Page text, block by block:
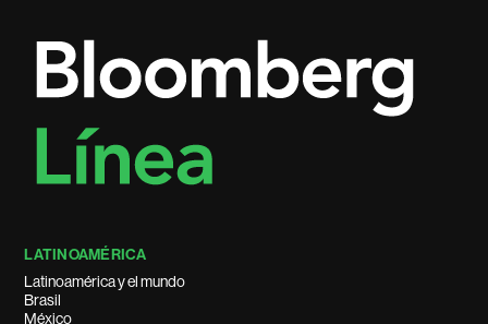
LATINOAMÉRICA
Latinoamérica y el mundo
Brasil
México